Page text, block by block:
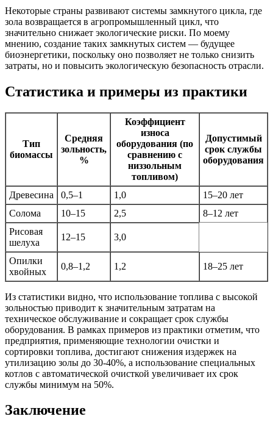
Некоторые страны развивают системы замкнутого цикла, где
зола возвращается в агропромышленный цикл, что
значительно снижает экологические риски. По моему
мнению, создание таких замкнутых систем — будущее
биоэнергетики, поскольку оно позволяет не только снизить
затраты, но и повысить экологическую безопасность отрасли.
Статистика и примеры из практики
Тип
биомассы
Средняя
зольность,
%
Коэффициент
износа
оборудования (по
сравнению с
низзольным
топливом)
Допустимый
срок службы
оборудования
Древесина 0,5–1 1,0
15–20 лет
Солома
10–15 2,5
8–12 лет
Рисовая
шелуха
12–15 3,0
Опилки
хвойных
0,8–1,2 1,2 18–25 лет
Из статистики видно, что использование топлива с высокой
зольностью приводит к значительным затратам на
техническое обслуживание и сокращает срок службы
оборудования. В рамках примеров из практики отметим, что
предприятия, применяющие технологии очистки и
сортировки топлива, достигают снижения издержек на
утилизацию золы до 30-40%, а использование специальных
котлов с автоматической очисткой увеличивает их срок
службы минимум на 50%.
Заключение